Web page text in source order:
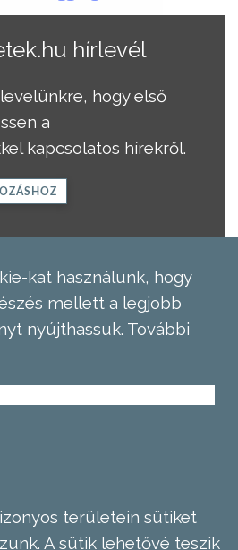
hírlevél
hogy első
a
kapcsolatos hírekről.
kat használunk, hogy
mellett a legjobb
nyújthassuk. További
területein sütiket
A sütik lehetővé teszik